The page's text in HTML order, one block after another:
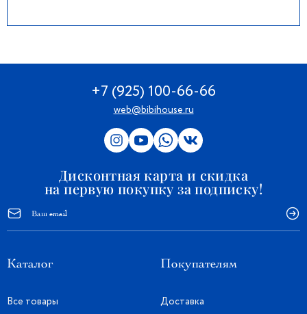
+7 (925) 100-66-66
web@bibihouse.ru
Дисконтная карта и скидка
на первую покупку за подписку!
Каталог
Все товары
Покупателям
Доставка